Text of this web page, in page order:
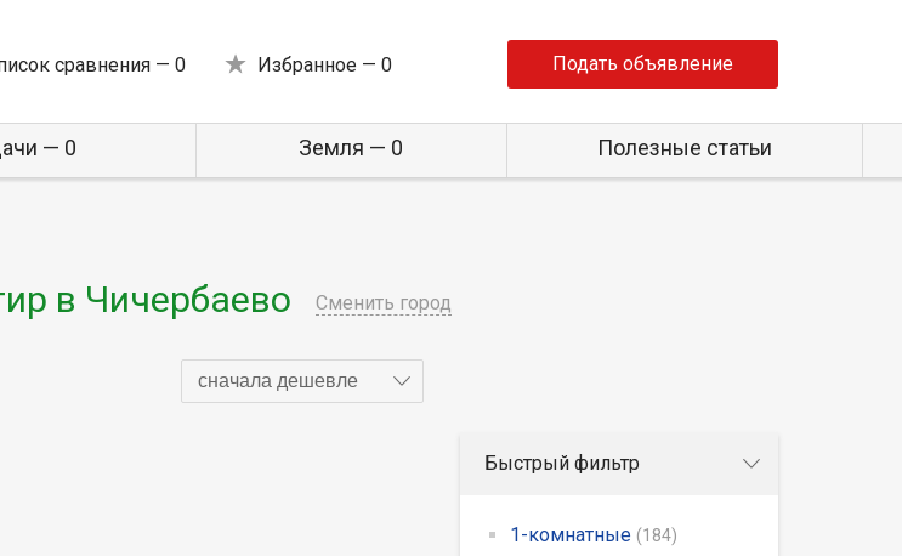
сравнения — 0 Избранное — 0 Подать объявление
— 0 Земля — 0 Полезные статьи
в Чичербаево Сменить город
сначала дешевле
Быстрый фильтр
1-комнатные (184)